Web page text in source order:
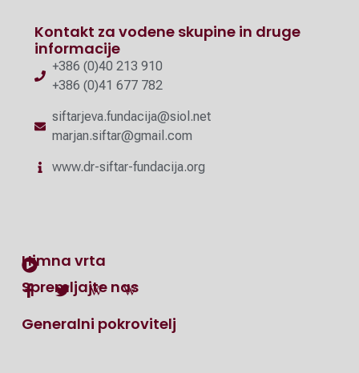
Kontakt za vodene skupine in druge
informacije
+386 (0)40 213 910
+386 (0)41 677 782
siftarjeva.fundacija@siol.net
marjan.siftar@gmail.com
www.dr-siftar-fundacija.org
Himna vrta
Spremljajte nas
Generalni pokrovitelj